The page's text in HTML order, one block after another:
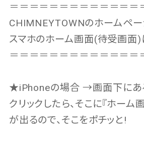
＝＝＝＝＝＝＝＝＝＝＝＝＝
CHIMNEYTOWNのホームペー
スマホのホーム画面(待受画面
＝＝＝＝＝＝＝＝＝＝＝＝＝
★iPhoneの場合 →画面下にあ
クリックしたら、そこに『ホーム
が出るので、そこをポチッと!